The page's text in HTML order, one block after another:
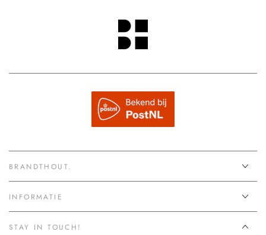
BRANDTHOUT.
INFORMATIE
STAY IN TOUCH!